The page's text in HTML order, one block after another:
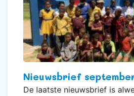
Nieuwsbrief
De laatste nieuwsbrief is